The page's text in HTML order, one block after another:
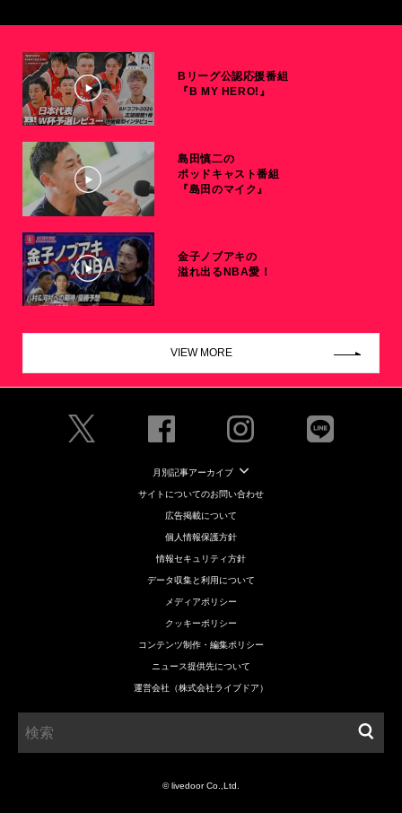
Bリーグ公認応援番組
『B MY HERO!』
島田慎二の
ポッドキャスト番組
『島田のマイク』
金子ノブアキの
溢れ出るNBA愛！
VIEW MORE
月別記事アーカイブ
サイトについてのお問い合わせ
広告掲載について
個人情報保護方針
情報セキュリティ方針
データ収集と利用について
メディアポリシー
クッキーポリシー
コンテンツ制作・編集ポリシー
ニュース提供先について
運営会社（株式会社ライブドア）
© livedoor Co.,Ltd.